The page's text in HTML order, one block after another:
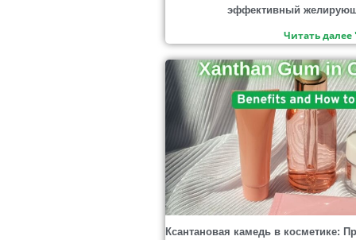
эффективный
Читать далее
Ксантановая камедь в косметике: